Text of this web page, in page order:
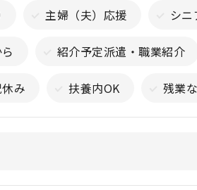
主婦（夫）応援 シ
紹介予定派遣・職業紹介
み 扶養内OK 残業